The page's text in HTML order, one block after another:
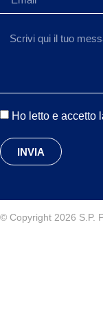
Ho letto e accetto
INVIA
© Copyright 2026 S.P.